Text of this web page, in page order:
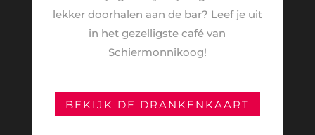
lekker doorhalen aan de bar? Leef je uit
in het gezelligste café van
Schiermonnikoog!
BEKIJK DE DRANKENKAART